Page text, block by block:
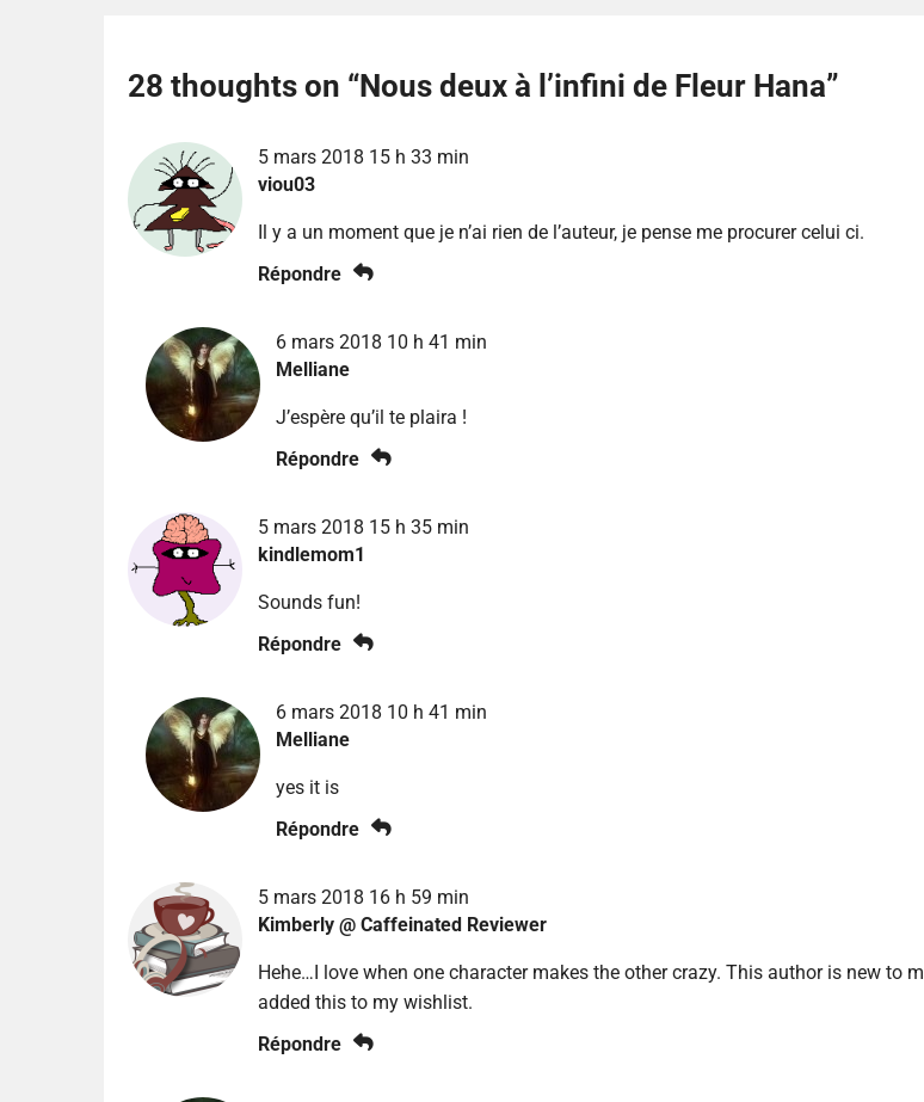
28 thoughts on “Nous deux à l’infini de Fleur Hana”
5 mars 2018 15 h 33 min
viou03
Il y a un moment que je n’ai rien de l’auteur, je pense me procurer celui ci.
Répondre
6 mars 2018 10 h 41 min
Melliane
J’espère qu’il te plaira !
Répondre
5 mars 2018 15 h 35 min
kindlemom1
Sounds fun!
Répondre
6 mars 2018 10 h 41 min
Melliane
yes it is
Répondre
5 mars 2018 16 h 59 min
Kimberly @ Caffeinated Reviewer
Hehe…I love when one character makes the other crazy. This author is new to
added this to my wishlist.
Répondre